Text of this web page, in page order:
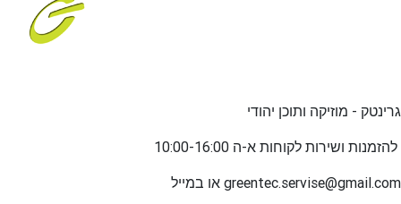
גרינטק - מוזיקה ותוכן יהודי
להזמנות ו
greentec.servise@gmail.com